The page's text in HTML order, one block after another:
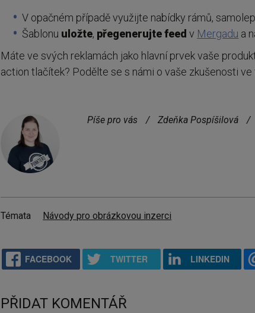
V opačném případě využijte nabídky rámů,
Šablonu uložte, přegenerujte feed v Mergadu a
Máte ve svých reklamách jako hlavní prvek vaše
action tlačítek? Podělte se s námi o vaše zkušenosti ve
Píše pro vás / Zdeňka Pospíšilová /
Témata Návody pro obrázkovou inzerci
FACEBOOK TWITTER LINKEDIN
PŘIDAT KOMENTÁŘ